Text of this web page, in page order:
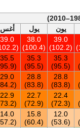
يون يول أغس
39.0
(102.2)
38.0
(100.4)
39.0
(102.2)
35.3
(95.5)
35.3
(95.5)
35.5
(95.9)
28.8
(83.8)
28.8
(83.8)
29.0
(84.2)
22.4
(72.3)
22.7
(72.9)
22.9
(73.2)
12.0
(53.6)
15.8
(60.4)
14.0
(57.2)